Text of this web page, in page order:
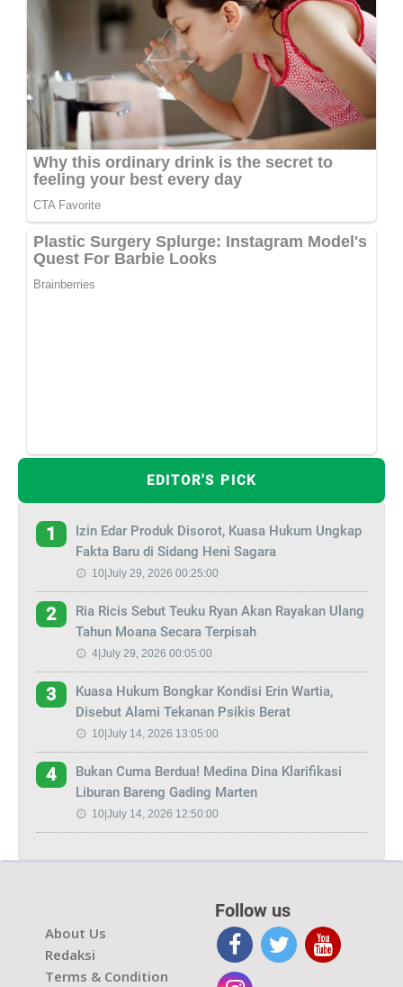
EDITOR'S PICK
1
Izin Edar Produk Disorot, Kuasa Hukum Ungkap
Fakta Baru di Sidang Heni Sagara
10|July 29, 2026 00:25:00
2
Ria Ricis Sebut Teuku Ryan Akan Rayakan Ulang
Tahun Moana Secara Terpisah
4|July 29, 2026 00:05:00
3
Kuasa Hukum Bongkar Kondisi Erin Wartia,
Disebut Alami Tekanan Psikis Berat
10|July 14, 2026 13:05:00
4
Bukan Cuma Berdua! Medina Dina Klarifikasi
Liburan Bareng Gading Marten
10|July 14, 2026 12:50:00
About Us
Redaksi
Terms & Condition
Follow us